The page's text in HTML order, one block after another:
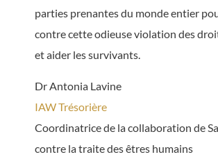
parties prenantes du monde entier
contre cette odieuse violation des
et aider les survivants.
Dr Antonia Lavine
IAW Trésorière
Coordinatrice de la collaboration de
contre la traite des êtres humains